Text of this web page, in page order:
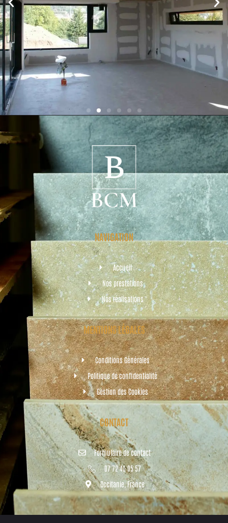
NAVIGATION
Accueil
Nos prestations
Nos réalisations
MENTIONS LÉGALES
Conditions Générales
Politique de confidentialité
Gestion des Cookies
CONTACT
Formulaire de contact
07 72 40 05 57
Occitanie, France